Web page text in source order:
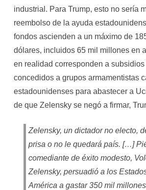
industrial. Para Trump, esto no sería
reembolso de la ayuda
fondos ascienden a un máximo de
dólares, incluidos 65 mil millones en
en realidad corresponden a
concedidos a grupos armamentistas
estadounidenses para abastecer a
de que Zelensky se negó a firmar,
Zelensky, un dictador no electo,
prisa o no le quedará país. […]
comediante de éxito modesto,
Zelensky, persuadió a los
América a gastar 350 mil